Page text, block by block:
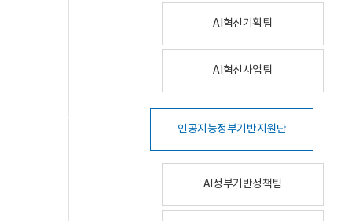
AI혁신기획팀
AI혁신사업팀
인공지능정부기반지원단
AI정부기반정책팀